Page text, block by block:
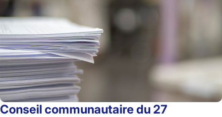
Conseil communautaire du 27